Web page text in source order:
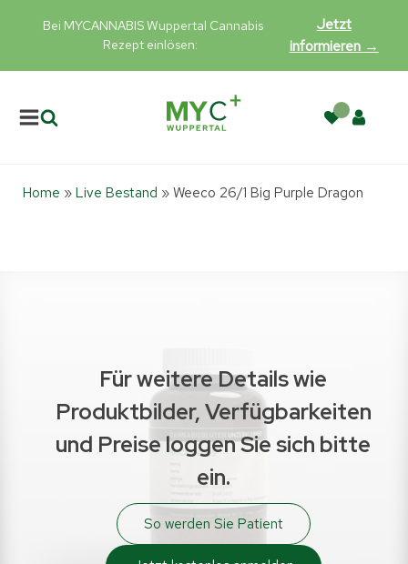
Bei MYCANNABIS Wuppertal Cannabis
Rezept einlösen:
Jetzt
informieren →
Home » Live Bestand » Weeco 26/1 Big Purple Dragon
Für weitere Details wie
Produktbilder, Verfügbarkeiten
und Preise loggen Sie sich bitte
ein.
So werden Sie Patient